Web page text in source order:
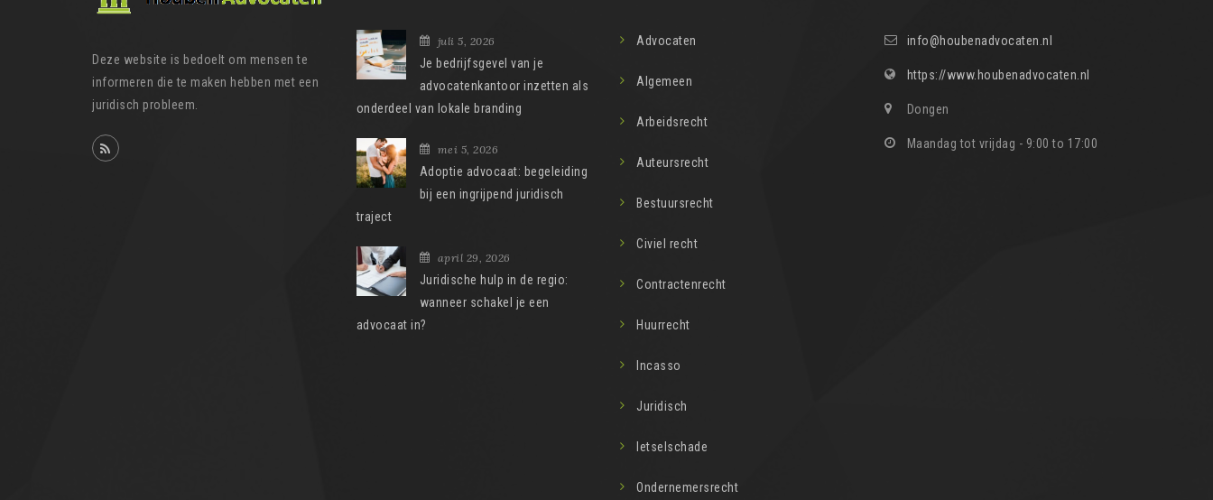
Deze website is bedoelt om mensen te
informeren die te maken hebben met een
juridisch probleem.
juli 5, 2026
Je bedrijfsgevel van je
advocatenkantoor inzetten als
onderdeel van lokale branding
mei 5, 2026
Adoptie advocaat: begeleiding
bij een ingrijpend juridisch
traject
april 29, 2026
Juridische hulp in de regio:
wanneer schakel je een
advocaat in?
Advocaten
Algemeen
Arbeidsrecht
Auteursrecht
Bestuursrecht
Civiel recht
Contractenrecht
Huurrecht
Incasso
Juridisch
letselschade
Ondernemersrecht
info@houbenadvocaten.nl
https://www.houbenadvocaten.nl
Dongen
Maandag tot vrijdag - 9:00 to 17:00